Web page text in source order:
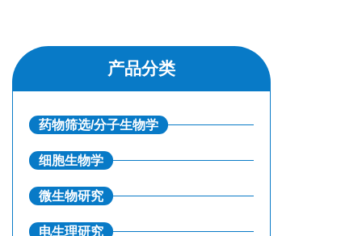
产品分类
药物筛选/分子生物学
细胞生物学
微生物研究
电生理研究